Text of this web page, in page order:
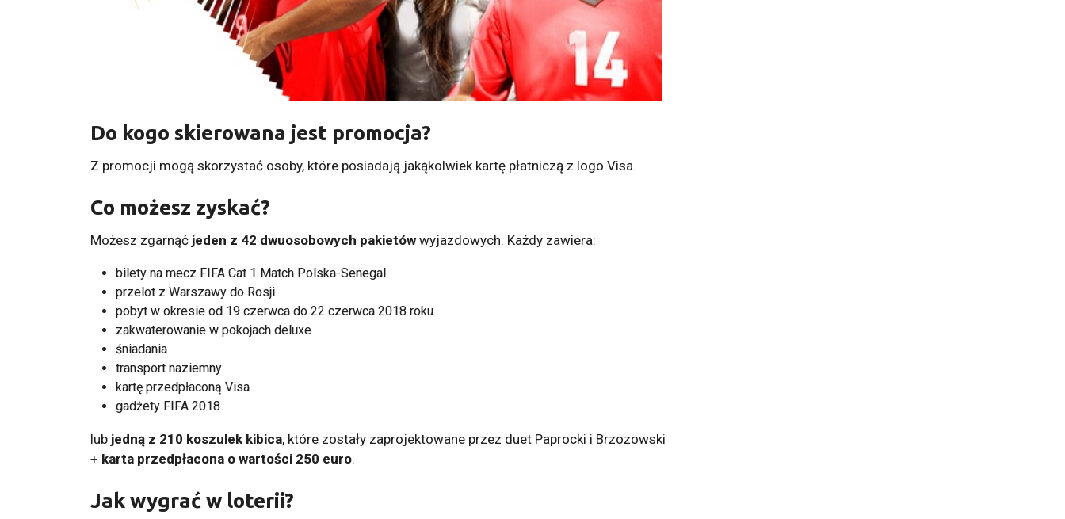
Do kogo skierowana jest promocja?
Z promocji mogą skorzystać osoby, które posiadają jakąkolwiek kartę płatniczą z logo Visa.
Co możesz zyskać?
Możesz zgarnąć jeden z 42 dwuosobowych pakietówwyjazdowych. Każdy zawiera:
bilety na mecz FIFA Cat 1 Match Polska-Senegal
przelot z Warszawy do Rosji
pobyt w okresie od 19 czerwca do 22 czerwca 2018 roku
zakwaterowanie w pokojach deluxe
śniadania
transport naziemny
kartę przedpłaconą Visa
gadżety FIFA 2018
lub jedną z 210 koszulek kibica, które zostały zaprojektowane przez duet Paprocki i Brzozowski
+ karta przedpłacona o wartości 250 euro.
Jak wygrać w loterii?